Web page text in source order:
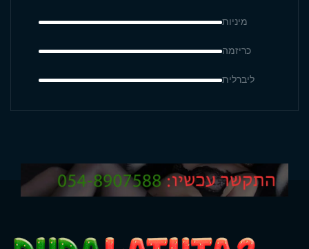
מיניות
כריזמה
ליברלית